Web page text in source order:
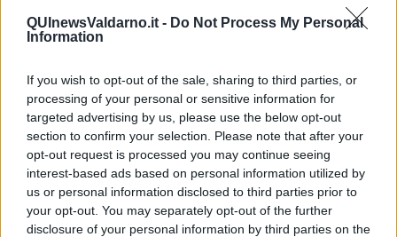
QUInewsValdarno.it - Do Not Process My Personal
Information
If you wish to opt-out of the sale, sharing to third parties, or
processing of your personal or sensitive information for
targeted advertising by us, please use the below opt-out
section to confirm your selection. Please note that after your
opt-out request is processed you may continue seeing
interest-based ads based on personal information utilized by
us or personal information disclosed to third parties prior to
your opt-out. You may separately opt-out of the further
disclosure of your personal information by third parties on the
Alla fermata dell'autobus
La repressione sessuale per sentito dire
Foto storica
Esequie solenni
Nostalgia del sangue blu
Teste calde
Non avere e non essere
Armiamoci e... avviatevi
Da Capodanno a Carnevale
Schizzi di fango
Sor-riso amaro